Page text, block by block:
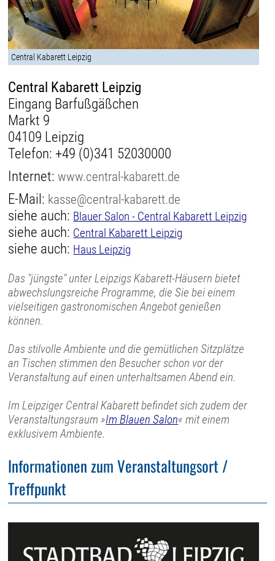
Central Kabarett Leipzig
Central Kabarett Leipzig
Eingang Barfußgäßchen
Markt 9
04109 Leipzig
Telefon: +49 (0)341 52030000
Internet:www.central-kabarett.de
E-Mail: kasse@central-kabarett.de
siehe auch: Blauer Salon - Central Kabarett Leipzig
siehe auch: Central Kabarett Leipzig
siehe auch: Haus Leipzig
Das "jüngste" unter Leipzigs Kabarett-Häusern bietet
abwechslungsreiche Programme, die Sie bei einem
vielseitigen gastronomischen Angebot genießen
können.
Das stilvolle Ambiente und die gemütlichen Sitzplätze
an Tischen stimmen den Besucher schon vor der
Veranstaltung auf einen unterhaltsamen Abend ein.
Im Leipziger Central Kabarett befindet sich zudem der
Veranstaltungsraum »Im Blauen Salon« mit einem
exklusivem Ambiente.
Informationen zum Veranstaltungsort /
Treffpunkt